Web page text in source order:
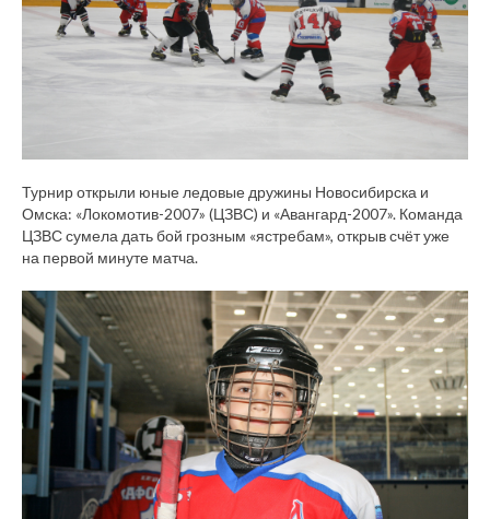
Турнир открыли юные ледовые дружины Новосибирска и
Омска: «Локомотив-2007» (ЦЗВС) и «Авангард-2007». Команда
ЦЗВС сумела дать бой грозным «ястребам», открыв счёт уже
на первой минуте матча.